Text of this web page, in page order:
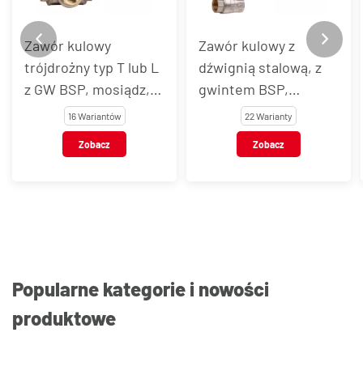
Zawór kulowy
trójdrożny typ T lub L
z GW BSP, mosiądz,
typ 5310, 5311
16 Wariantów
Zobacz
Zawór kulowy z
dźwignią stalową, z
gwintem BSP,
mosiądz, typ 4171 i
22 Warianty
Zobacz
Popularne kategorie i nowości
produktowe